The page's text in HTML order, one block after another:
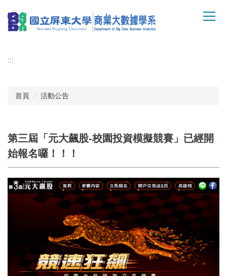
到
主
容
:::
首頁 活動公告
第三屆「元大飆股-校園投資模擬競賽」已經開
始報名囉！！！